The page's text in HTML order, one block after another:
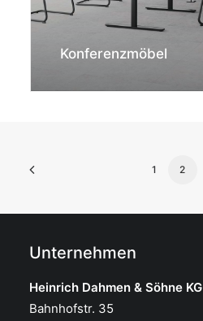
Konferenzmöbel
1 2
Unternehmen
Heinrich Dahmen & Söhne KG
Bahnhofstr. 35